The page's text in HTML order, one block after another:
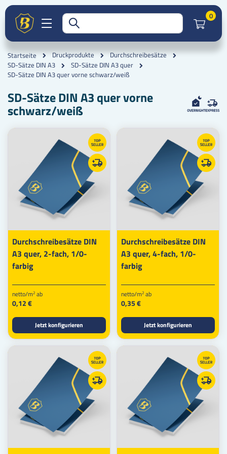
0
Startseite Druckprodukte
Durchschreibesätze
SD-Sätze DIN A3
SD-Sätze DIN A3 quer
SD-Sätze DIN A3 quer vorne schwarz/weiß
SD-Sätze DIN A3 quer vorne
schwarz/weiß
Durchschreibesätze DIN
A3 quer, 2-fach, 1/0-
farbig
netto/m2 ab
0,12 €
Jetzt konfigurieren
Durchschreibesätze DIN
A3 quer, 4-fach, 1/0-
farbig
netto/m2 ab
0,35 €
Jetzt konfigurieren